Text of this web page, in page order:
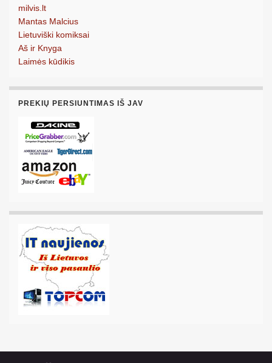
milvis.lt
Mantas Malcius
Lietuviški komiksai
Aš ir Knyga
Laimės kūdikis
PREKIŲ PERSIUNTIMAS IŠ JAV